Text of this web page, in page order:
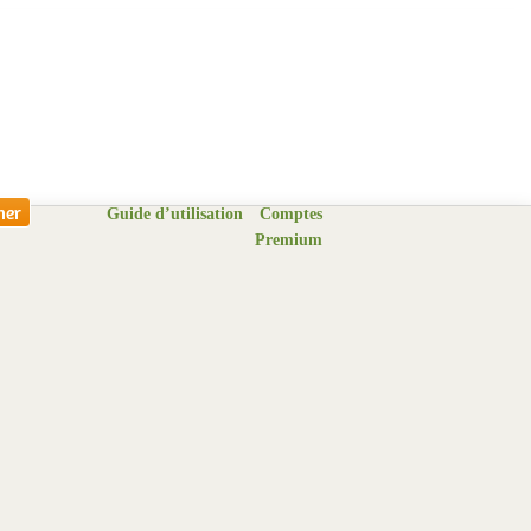
Guide d’utilisation
Comptes
Premium